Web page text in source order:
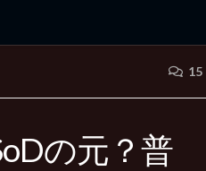
15
の元？普